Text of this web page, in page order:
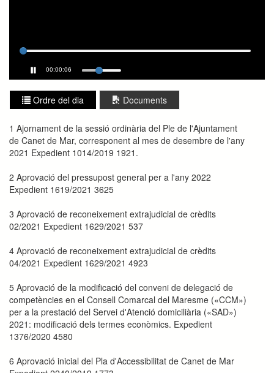
00:00:06
Ordre del dia Documents
1 Ajornament de la sessió ordinària del Ple de l'Ajuntament
de Canet de Mar, corresponent al mes de desembre de l'any
2021 Expedient 1014/2019 1921.
2 Aprovació del pressupost general per a l'any 2022
Expedient 1619/2021 3625
3 Aprovació de reconeixement extrajudicial de crèdits
02/2021 Expedient 1629/2021 537
4 Aprovació de reconeixement extrajudicial de crèdits
04/2021 Expedient 1629/2021 4923
5 Aprovació de la modificació del conveni de delegació de
competències en el Consell Comarcal del Maresme («CCM»)
per a la prestació del Servei d'Atenció domiciliària («SAD»)
2021: modificació dels termes econòmics. Expedient
1376/2020 4580
6 Aprovació inicial del Pla d'Accessibilitat de Canet de Mar